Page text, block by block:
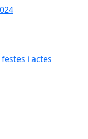
i actes